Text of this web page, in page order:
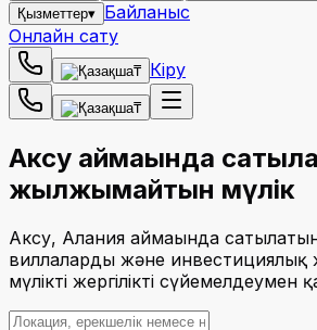
Қызметтер▾ Байланыс
Онлайн сату
₸ Кіру
₸
Аксу аймағында
жылжымайтын мүлік
Аксу, Алания аймағында
виллаларды және
мүлікті жергілікті сүйемелдеумен